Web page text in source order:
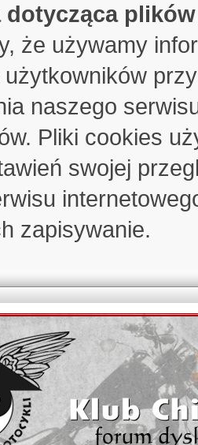
dotycząca
że używamy
naszego
Pliki cookies
swojej
zapisywanie.